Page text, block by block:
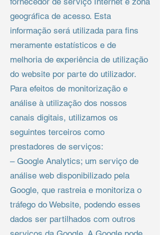
geográfica de acesso. Esta
informação será utilizada para fins
meramente estatísticos e de
melhoria de experiência de utilização
do website por parte do utilizador.
Para efeitos de monitorização e
análise à utilização dos nossos
canais digitais, utilizamos os
seguintes terceiros como
prestadores de serviços:
– Google Analytics; um serviço de
análise web disponibilizado pela
Google, que rastreia e monitoriza o
tráfego do Website, podendo esses
dados ser partilhados com outros